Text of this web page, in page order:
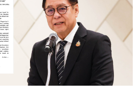
กองบัญชาการควบคุมที่ 1 หน่วย
ที่ 5 (บก.ควบคุมที่ 1 ฉก.ม.5) ได้ถอด
งวงจรปิดออกจากจุดตรวจบ้านริน
งให้สถานีตำรวจภูธรนาหวาย
ม 2560 กองกำลังผาเมืองได้ส่งเจ้า
รเปิดดูข้อมูลภาพเหตุการณ์ของวันที่